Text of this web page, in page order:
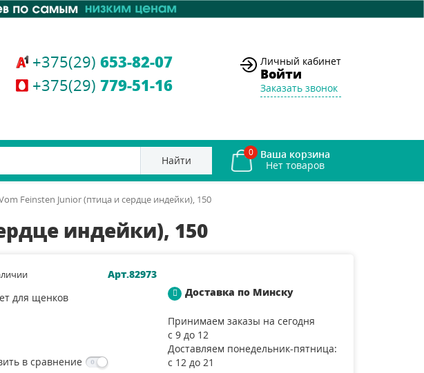
+375(29) 653-82-07
+375(29) 779-51-16
Личный кабинет
Войти
Заказать звонок
Найти
0 Ваша корзина
Feinsten Junior (птица и сердце индейки), 150
индейки), 150
Арт.82973
для щенков
в сравнение
Доставка по Минску
Принимаем заказы на сегодня
с 9 до 12
Доставляем понедельник-пятница:
с 12 до 21